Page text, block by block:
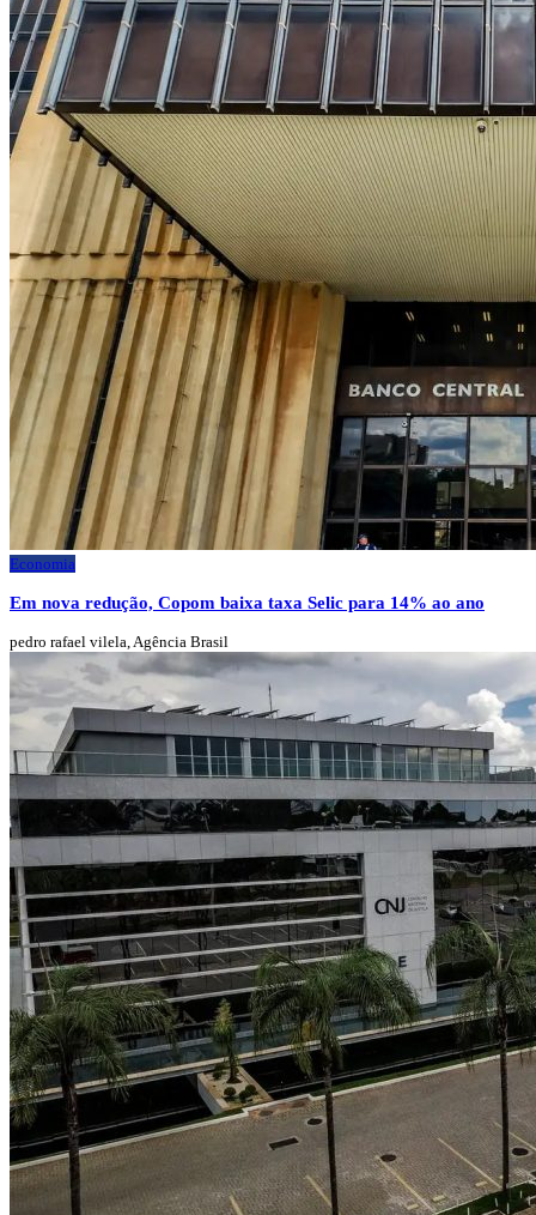
Economia
Em nova redução, Copom baixa taxa Selic para 14% ao ano
pedro rafael vilela, Agência Brasil